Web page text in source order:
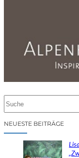
cNEUESTE BEITRÄGE